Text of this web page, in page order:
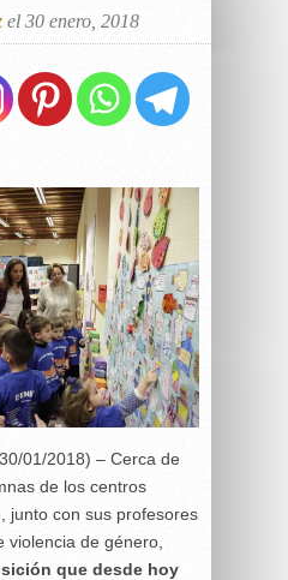
el 30 enero, 2018
01/2018) – Cerca de
de los centros
junto con sus profesores
violencia de género,
que desde hoy